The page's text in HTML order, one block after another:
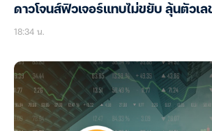
ดาวโจนส์ฟิวเจอร์แทบไม่ขยับ ลุ้นตัวเ
18:34 น.